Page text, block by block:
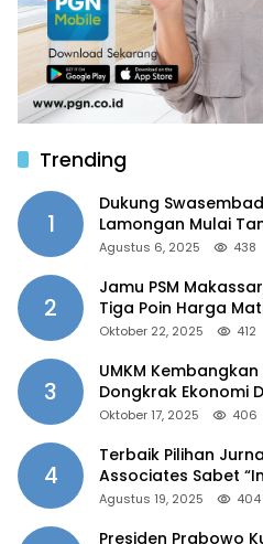
Trending
1
Dukung
Lamongan Mulai
Agustus 6, 2025 438
2
Jamu PSM
Tiga Poin Harga
Oktober 22, 2025 412
3
UMKM
Dongkrak Ekonomi
Oktober 17, 2025 406
4
Terbaik Pilihan
Associates Sabet
2025”
Agustus 19, 2025 404
Presiden Prabowo